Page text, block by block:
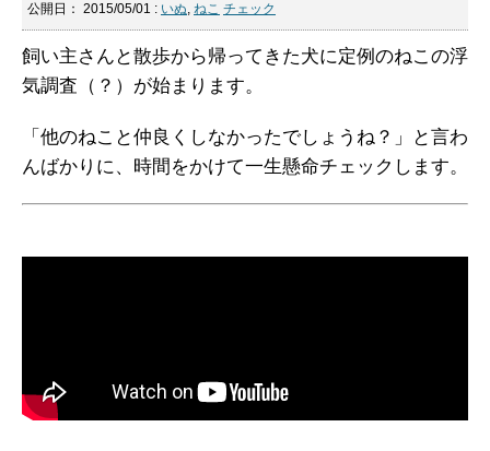
公開日： 2015/05/01 : いぬ, ねこ チェック
飼い主さんと散歩から帰ってきた犬に定例のねこの浮
気調査（？）が始まります。
「他のねこと仲良くしなかったでしょうね？」と言わ
んばかりに、時間をかけて一生懸命チェックします。